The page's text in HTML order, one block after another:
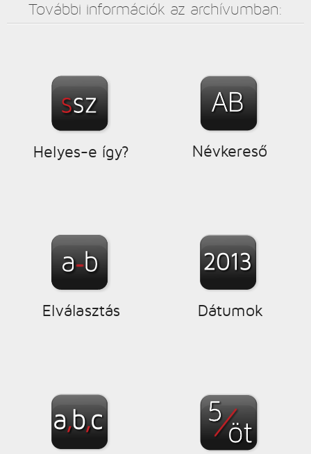
További információk az archívumban:
Helyes-e így? Névkereső
Elválasztás Dátumok